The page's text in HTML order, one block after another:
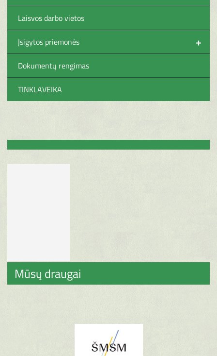
Laisvos darbo vietos
+
Įsigytos priemonės
Dokumentų rengimas
TINKLAVEIKA
Mūsų draugai